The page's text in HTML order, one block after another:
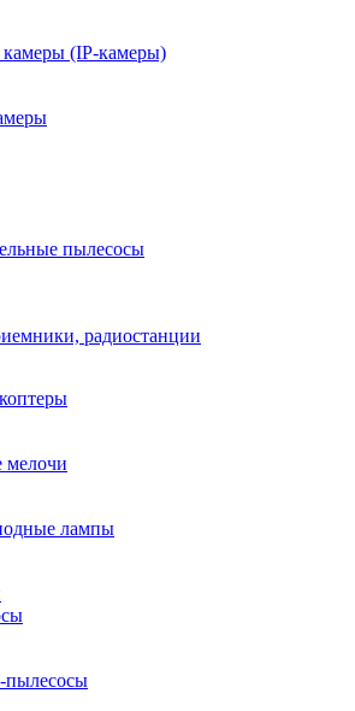
(IP-камеры)
пылесосы
радиостанции
мелочи
лампы
пылесосы